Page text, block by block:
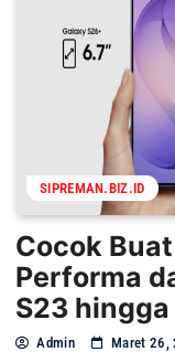
SIPREMAN.BIZ.ID
Cocok
Performa
S23
Admin Maret 26,